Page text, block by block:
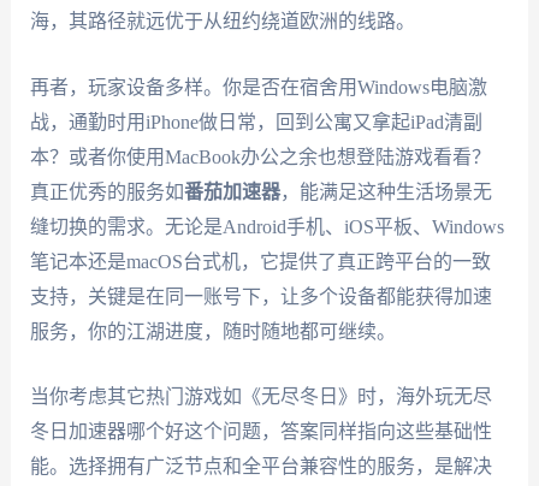
海，其路径就远优于从纽约绕道欧洲的线路。
再者，玩家设备多样。你是否在宿舍用Windows电脑激
战，通勤时用iPhone做日常，回到公寓又拿起iPad清副
本？或者你使用MacBook办公之余也想登陆游戏看看？
真正优秀的服务如番茄加速器，能满足这种生活场景无
缝切换的需求。无论是Android手机、iOS平板、Windows
笔记本还是macOS台式机，它提供了真正跨平台的一致
支持，关键是在同一账号下，让多个设备都能获得加速
服务，你的江湖进度，随时随地都可继续。
当你考虑其它热门游戏如《无尽冬日》时，海外玩无尽
冬日加速器哪个好这个问题，答案同样指向这些基础性
能。选择拥有广泛节点和全平台兼容性的服务，是解决